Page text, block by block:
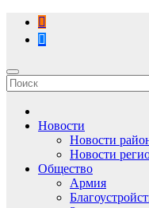
Перейти
содержимому
Новости
Новости
Новости
Общество
Армия